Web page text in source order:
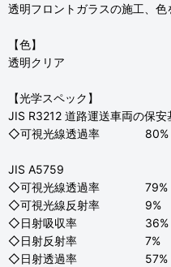
透明フロントガラスの施工、色
【色】
透明クリア
【光学スペック】
JIS R3212 道路運送車両の保安
◇可視光線透過率 80%
JIS A5759
◇可視光線透過率 79%
◇可視光線反射率 9%
◇日射吸収率 36%
◇日射反射率 7%
◇日射透過率 57%